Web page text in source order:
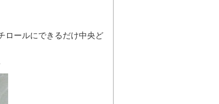
ロールにできるだけ中央ど